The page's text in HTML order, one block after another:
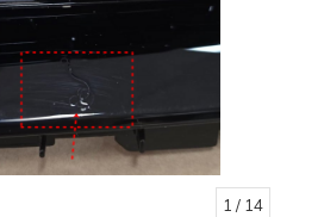
1 / 14